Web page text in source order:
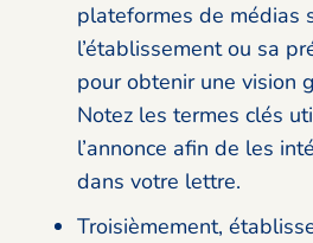
plateformes de médias
l’établissement ou sa
pour obtenir une vision
Notez les termes clés
l’annonce afin de les
dans votre lettre.
Troisièmement,